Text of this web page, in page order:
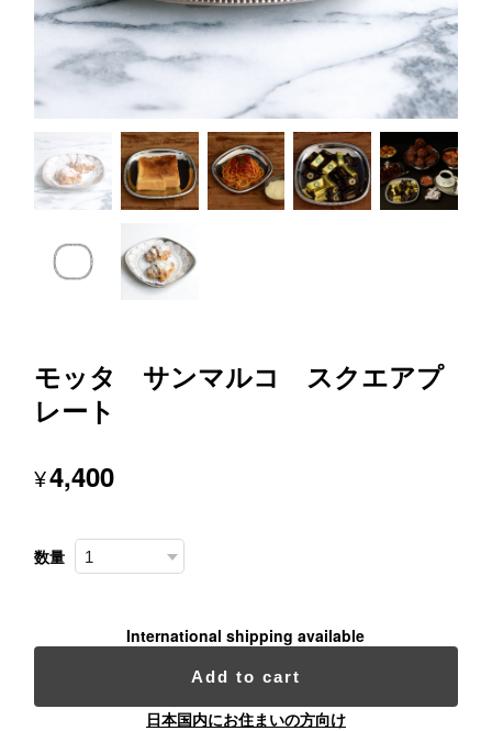
モッタ サンマルコ スクエアプ
レート
¥4,400
数量
International shipping available
Add to cart
日本国内にお住まいの方向け